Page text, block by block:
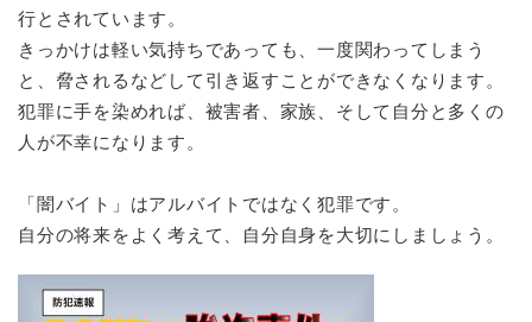
行とされています。
きっかけは軽い気持ちであっても、一度関わってしまう
と、脅されるなどして引き返すことができなくなります。
犯罪に手を染めれば、被害者、家族、そして自分と多くの
人が不幸になります。
「闇バイト」はアルバイトではなく犯罪です。
自分の将来をよく考えて、自分自身を大切にしましょう。